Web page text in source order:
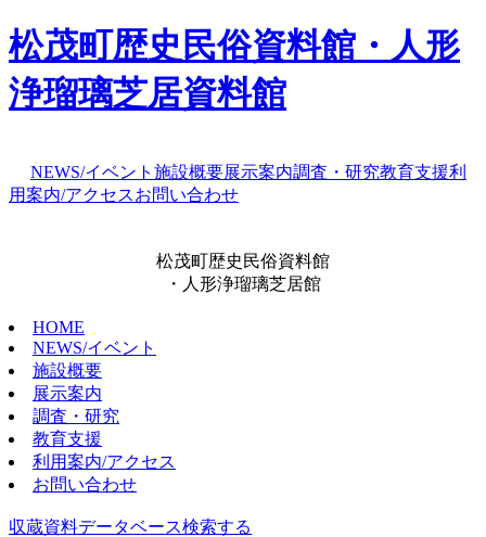
松茂町歴史民俗資料館・人形
浄瑠璃芝居資料館
NEWS/イベント 施設概要展示案内調査・研究教育支援利
用案内/アクセスお問い合わせ
松茂町歴史民俗資料館
・人形浄瑠璃芝居館
HOME
NEWS/イベント
施設概要
展示案内
調査・研究
教育支援
利用案内/アクセス
お問い合わせ
収蔵資料データベース検索する